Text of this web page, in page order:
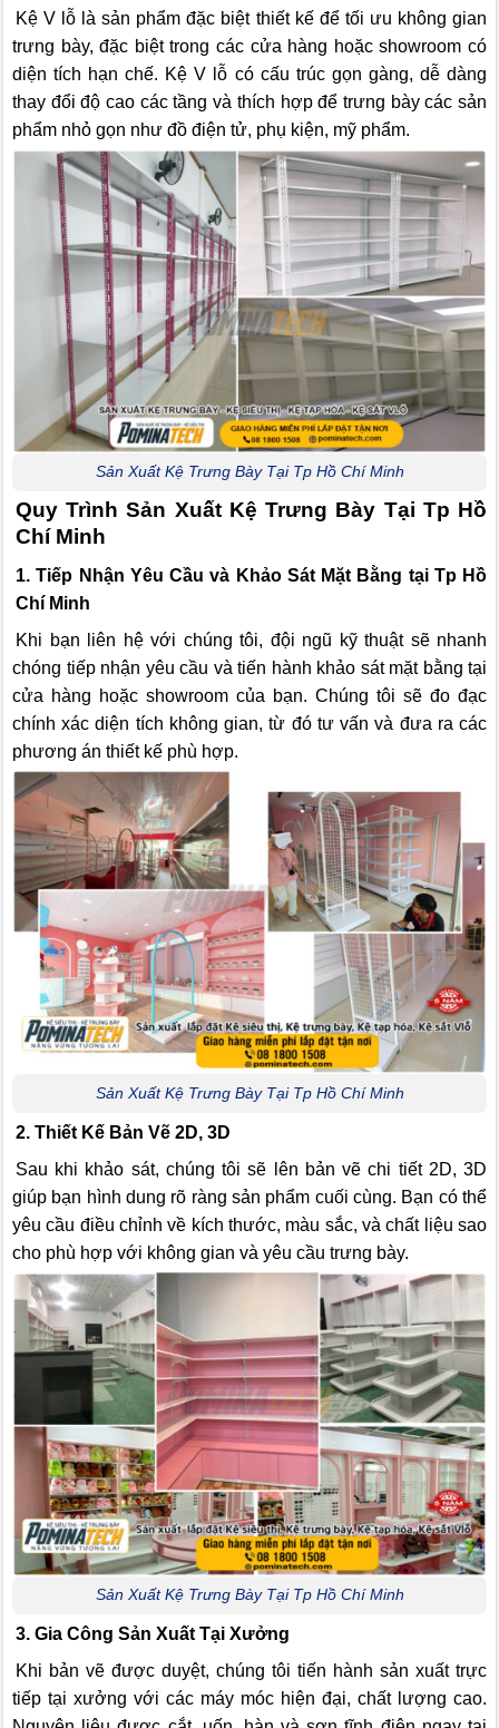
Kệ V lỗ là sản phẩm đặc biệt thiết kế để tối ưu không gian
trưng bày, đặc biệt trong các cửa hàng hoặc showroom có
diện tích hạn chế. Kệ V lỗ có cấu trúc gọn gàng, dễ dàng
thay đổi độ cao các tầng và thích hợp để trưng bày các sản
phẩm nhỏ gọn như đồ điện tử, phụ kiện, mỹ phẩm.
Sản Xuất Kệ Trưng Bày Tại Tp Hồ Chí Minh
Quy Trình Sản Xuất Kệ Trưng Bày Tại Tp Hồ
Chí Minh
1. Tiếp Nhận Yêu Cầu và Khảo Sát Mặt Bằng tại Tp Hồ
Chí Minh
Khi bạn liên hệ với chúng tôi, đội ngũ kỹ thuật sẽ nhanh
chóng tiếp nhận yêu cầu và tiến hành khảo sát mặt bằng tại
cửa hàng hoặc showroom của bạn. Chúng tôi sẽ đo đạc
chính xác diện tích không gian, từ đó tư vấn và đưa ra các
phương án thiết kế phù hợp.
Sản Xuất Kệ Trưng Bày Tại Tp Hồ Chí Minh
2. Thiết Kế Bản Vẽ 2D, 3D
Sau khi khảo sát, chúng tôi sẽ lên bản vẽ chi tiết 2D, 3D
giúp bạn hình dung rõ ràng sản phẩm cuối cùng. Bạn có thể
yêu cầu điều chỉnh về kích thước, màu sắc, và chất liệu sao
cho phù hợp với không gian và yêu cầu trưng bày.
Sản Xuất Kệ Trưng Bày Tại Tp Hồ Chí Minh
3. Gia Công Sản Xuất Tại Xưởng
Khi bản vẽ được duyệt, chúng tôi tiến hành sản xuất trực
tiếp tại xưởng với các máy móc hiện đại, chất lượng cao.